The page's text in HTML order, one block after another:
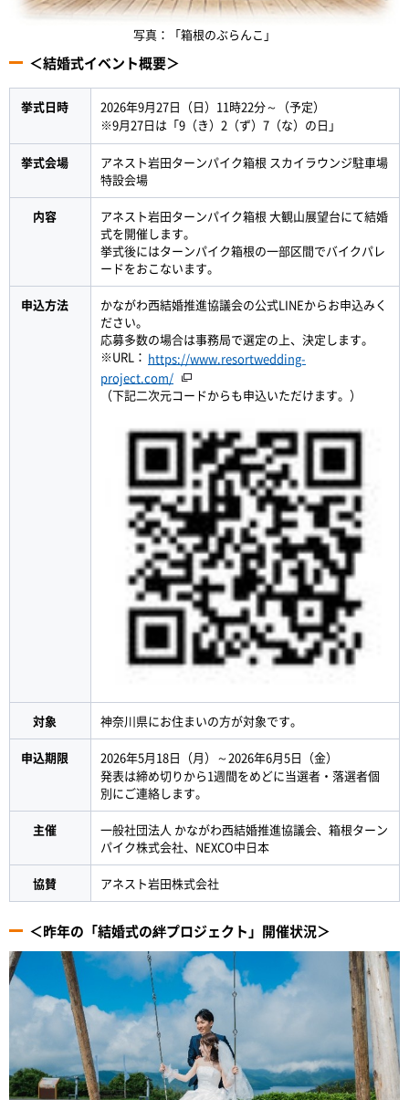
写真：「箱根のぶらんこ」
＜結婚式イベント概要＞
挙式日時
2026年9月27日（日）11時22分～（予定）
※9月27日は「9（き）2（ず）7（な）の日」
挙式会場
アネスト岩田ターンパイク箱根 スカイラウンジ駐車場
特設会場
内容
アネスト岩田ターンパイク箱根 大観山展望台にて結婚
式を開催します。
挙式後にはターンパイク箱根の一部区間でバイクパレ
ードをおこないます。
申込方法
かながわ西結婚推進協議会の公式LINEからお申込みく
ださい。
応募多数の場合は事務局で選定の上、決定します。
※URL： https://www.resortwedding-
project.com/
（下記二次元コードからも申込いただけます。）
対象 神奈川県にお住まいの方が対象です。
申込期限
2026年5月18日（月）～2026年6月5日（金）
発表は締め切りから1週間をめどに当選者・落選者個
別にご連絡します。
主催
一般社団法人 かながわ西結婚推進協議会、箱根ターン
パイク株式会社、NEXCO中日本
協賛 アネスト岩田株式会社
＜昨年の「結婚式の絆プロジェクト」開催状況＞